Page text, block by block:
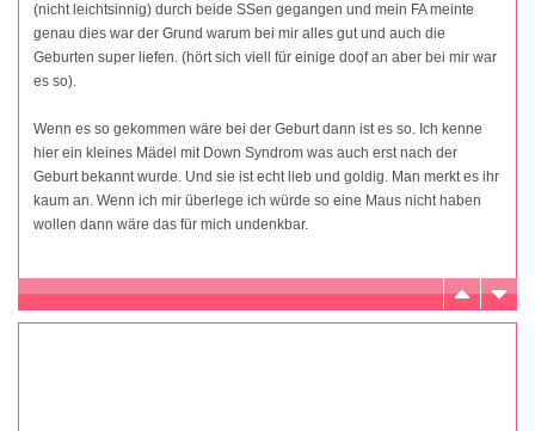
(nicht leichtsinnig) durch beide SSen gegangen und mein FA meinte
genau dies war der Grund warum bei mir alles gut und auch die
Geburten super liefen. (hört sich viell für einige doof an aber bei mir war
es so).
Wenn es so gekommen wäre bei der Geburt dann ist es so. Ich kenne
hier ein kleines Mädel mit Down Syndrom was auch erst nach der
Geburt bekannt wurde. Und sie ist echt lieb und goldig. Man merkt es ihr
kaum an. Wenn ich mir überlege ich würde so eine Maus nicht haben
wollen dann wäre das für mich undenkbar.